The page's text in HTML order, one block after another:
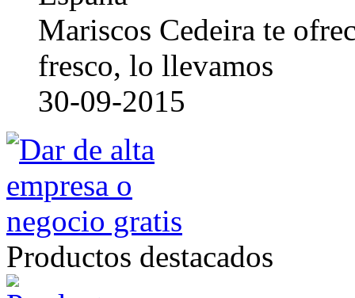
Mariscos Cedeira te
fresco, lo llevamos
30-09-2015
Productos destacados